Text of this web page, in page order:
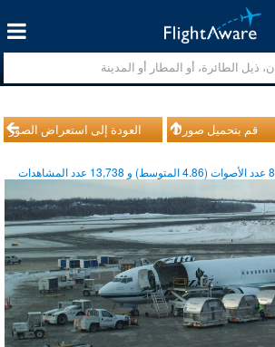
العودة إلى استعراض الصور قم بتحميل صورك
8عدد الأصوات (4.86المتوسط) و 13,738 عدد المشاهدات